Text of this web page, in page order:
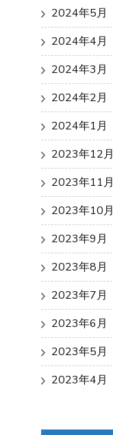
2024年5月
2024年4月
2024年3月
2024年2月
2024年1月
2023年12月
2023年11月
2023年10月
2023年9月
2023年8月
2023年7月
2023年6月
2023年5月
2023年4月